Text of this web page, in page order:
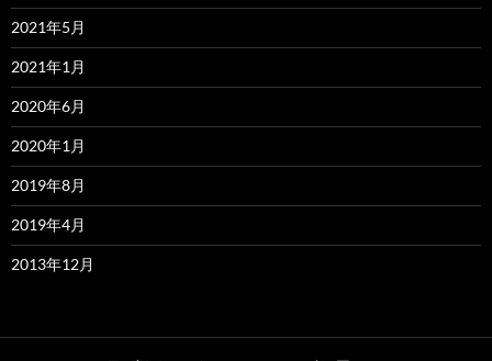
2021年5月
2021年1月
2020年6月
2020年1月
2019年8月
2019年4月
2013年12月